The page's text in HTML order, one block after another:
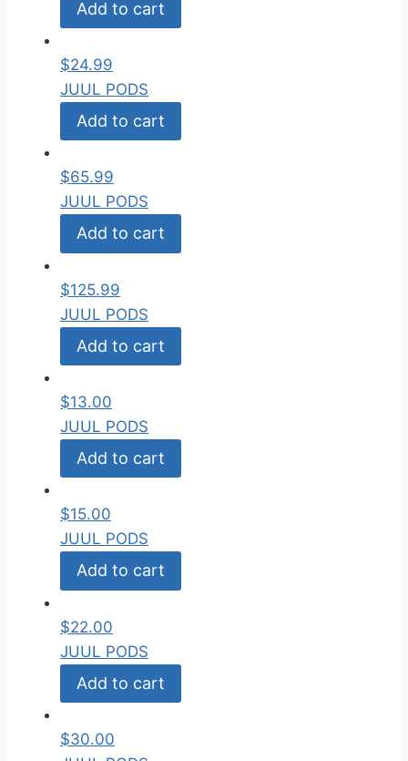
Add to cart
$24.99
JUUL PODS
Add to cart
$65.99
JUUL PODS
Add to cart
$125.99
JUUL PODS
Add to cart
$13.00
JUUL PODS
Add to cart
$15.00
JUUL PODS
Add to cart
$22.00
JUUL PODS
Add to cart
$30.00